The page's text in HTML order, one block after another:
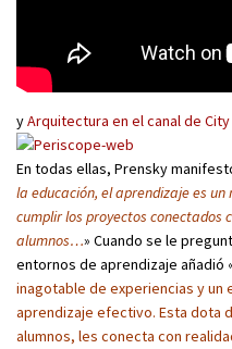
yArquitectura en el canal de
En todas ellas, Prensky
la educación, el aprendizaje es
cumplir los proyectos conectados
alumnos…» Cuando se le
entornos de aprendizaje añadió
inagotable de experiencias y un
aprendizaje efectivo. Esta dota
alumnos, les conecta con